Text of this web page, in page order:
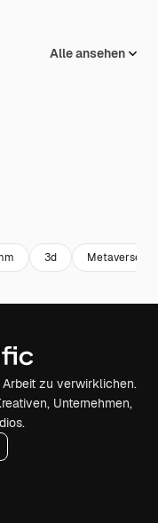
Alle ansehen
3d Metaverse
zu verwirklichen.
Unternehmen,